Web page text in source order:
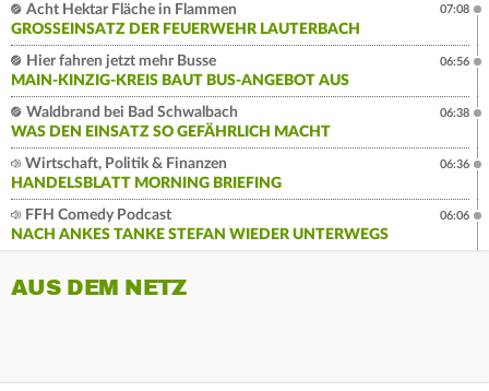
Acht Hektar Fläche in Flammen
GROSSEINSATZ DER FEUERWEHR LAUTERBACH
07:08
Hier fahren jetzt mehr Busse
MAIN-KINZIG-KREIS BAUT BUS-ANGEBOT AUS
06:56
Waldbrand bei Bad Schwalbach
WAS DEN EINSATZ SO GEFÄHRLICH MACHT
06:38
Wirtschaft, Politik & Finanzen
HANDELSBLATT MORNING BRIEFING
06:36
FFH Comedy Podcast
NACH ANKES TANKE STEFAN WIEDER UNTERWEGS
06:06
AUS DEM NETZ